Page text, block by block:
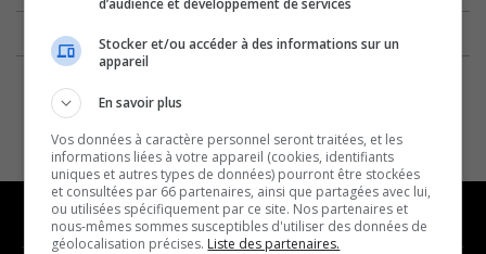
d’audience et développement de services
Stocker et/ou accéder à des informations sur un
appareil
En savoir plus
Vos données à caractère personnel seront traitées, et les
informations liées à votre appareil (cookies, identifiants
uniques et autres types de données) pourront être stockées
et consultées par 66 partenaires, ainsi que partagées avec lui,
ou utilisées spécifiquement par ce site. Nos partenaires et
nous-mêmes sommes susceptibles d'utiliser des données de
géolocalisation précises. Liste des partenaires.